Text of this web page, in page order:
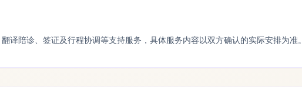
译陪诊、签证及行程协调等支持服务，具体服务内容以双方确认的实际安排为准。